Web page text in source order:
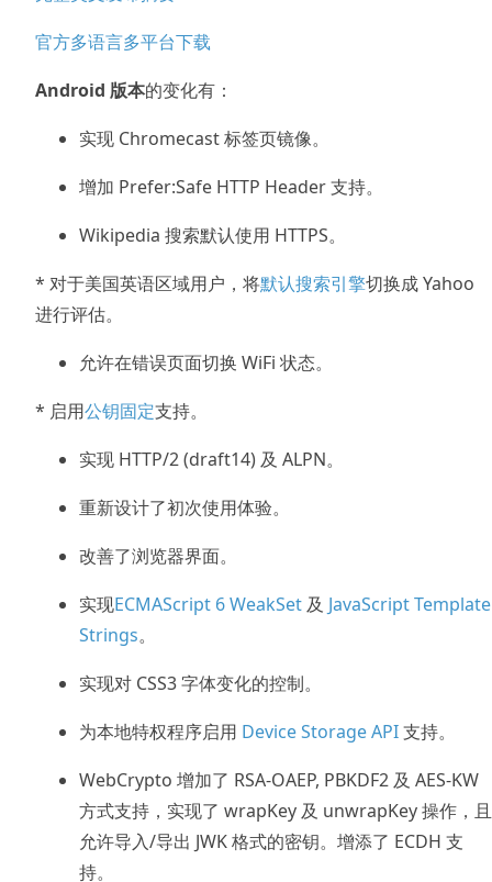
官方多语言多平台下载
Android 版本的变化有：
实现 Chromecast 标签页镜像。
增加 Prefer:Safe HTTP Header 支持。
Wikipedia 搜索默认使用 HTTPS。
* 对于美国英语区域用户，将默认搜索引擎切换成 Yahoo
进行评估。
允许在错误页面切换 WiFi 状态。
* 启用公钥固定支持。
实现 HTTP/2 (draft14) 及 ALPN。
重新设计了初次使用体验。
改善了浏览器界面。
实现ECMAScript 6 WeakSet 及 JavaScript Template
Strings。
实现对 CSS3 字体变化的控制。
为本地特权程序启用 Device Storage API支持。
WebCrypto 增加了 RSA-OAEP, PBKDF2 及 AES-KW
方式支持，实现了 wrapKey 及 unwrapKey 操作，且
允许导入/导出 JWK 格式的密钥。增添了 ECDH 支
持。